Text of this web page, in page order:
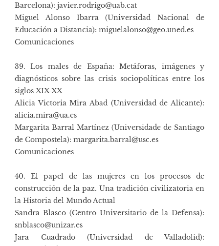
Barcelona): javier.rodrigo@uab.cat
Miguel Alonso Ibarra (Universidad Nacional de
Educación a Distancia): miguelalonso@geo.uned.es
Comunicaciones
39. Los males de España: Metáforas, imágenes y
diagnósticos sobre las crisis sociopolíticas entre los
siglos XIX-XX
Alicia Victoria Mira Abad (Universidad de Alicante):
alicia.mira@ua.es
Margarita Barral Martínez (Universidade de Santiago
de Compostela): margarita.barral@usc.es
Comunicaciones
40. El papel de las mujeres en los procesos de
construcción de la paz. Una tradición civilizatoria en
la Historia del Mundo Actual
Sandra Blasco (Centro Universitario de la Defensa):
snblasco@unizar.es
Jara Cuadrado (Universidad de Valladolid):